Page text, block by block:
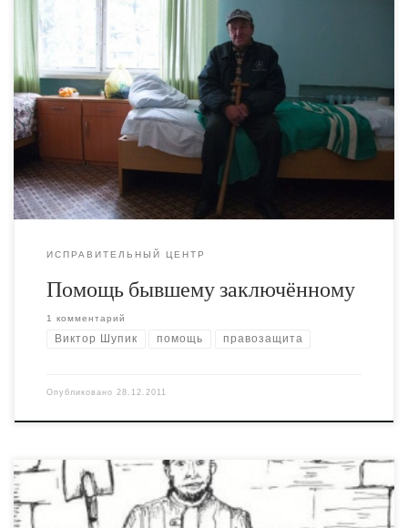
Это Шупик, Виктор Владимирович, я о нём уже писал.
Ему 63 года, из них 25 лет прошло в тюрьмах. Самое
смешное, что ничего объективно-плохого человек не
сделал. Первый срок вообще за благое дело получил, за
драку с милиционером, второй, за похищение бутылки
самогона. Потом несколько угнанных машин (в 70-е
годы, […]
ИСПРАВИТЕЛЬНЫЙ ЦЕНТР
Помощь бывшему заключённому
1 комментарий
Виктор Шупик помощь правозащита
Опубликовано 28.12.2011
Я ещё из исправительного центра писал о Викторе